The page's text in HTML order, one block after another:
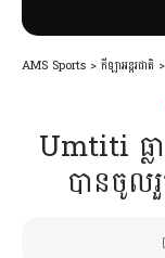
AMS Sports > កីឡាអន្តរជាតិ >
Umtiti ធ្ល
បានចូល